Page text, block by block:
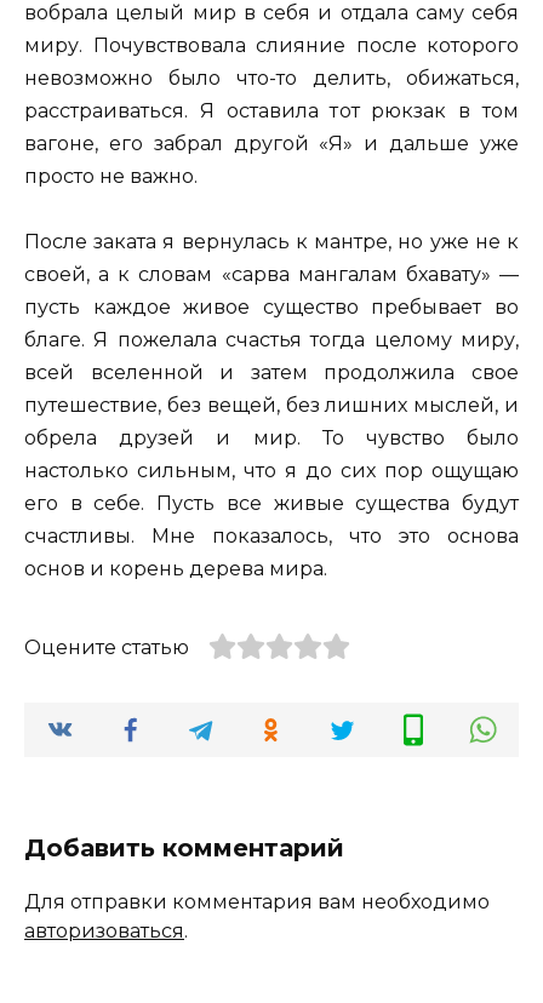
вобрала целый мир в себя и отдала саму себя
миру. Почувствовала слияние после которого
невозможно было что-то делить, обижаться,
расстраиваться. Я оставила тот рюкзак в том
вагоне, его забрал другой «Я» и дальше уже
просто не важно.
После заката я вернулась к мантре, но уже не к
своей, а к словам «сарва мангалам бхавату» —
пусть каждое живое существо пребывает во
благе. Я пожелала счастья тогда целому миру,
всей вселенной и затем продолжила свое
путешествие, без вещей, без лишних мыслей, и
обрела друзей и мир. То чувство было
настолько сильным, что я до сих пор ощущаю
его в себе. Пусть все живые существа будут
счастливы. Мне показалось, что это основа
основ и корень дерева мира.
Оцените статью
Добавить комментарий
Для отправки комментария вам необходимо
авторизоваться.